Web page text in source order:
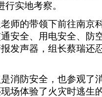
实地考察。
老师的带领下前往南
安全、用电安全、防
发声器，组长蔡瑞还
消防安全，也参观了
场体验了火灾时逃生